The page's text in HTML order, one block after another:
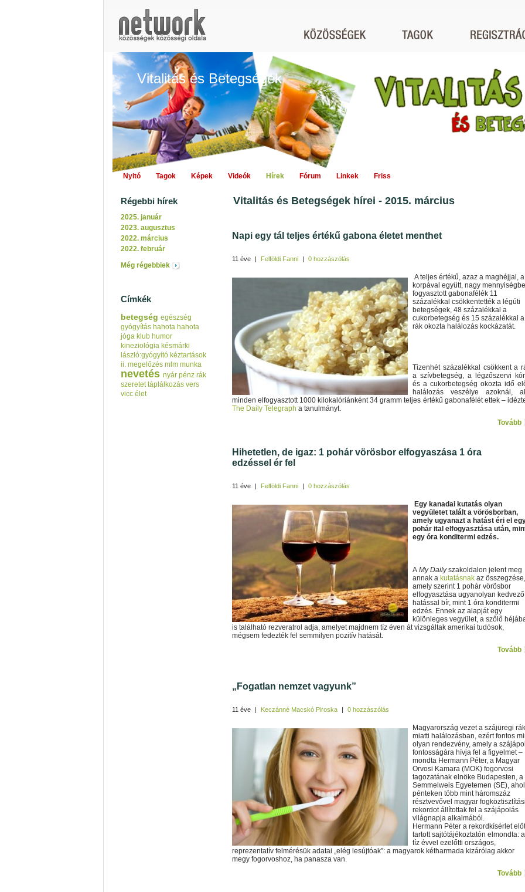
Vitalitás és Betegségek
Nyitó Tagok Képek Videók Hírek Fórum Linkek Friss
Régebbi hírek
2025. január
2023. augusztus
2022. március
2022. február
Még régebbiek
Címkék
betegség egészség
gyógyítás hahota hahota
jóga klub humor
kineziológia késmárki
lászló:gyógyító kéztartások
ii. megelőzés mlm munka
nevetés nyár pénz rák
szeretet táplálkozás vers
vicc élet
Vitalitás és Betegségek hírei - 2015. március
Napi egy tál teljes értékű gabona életet menthet
11 éve | Felföldi Fanni | 0 hozzászólás
A teljes értékű, azaz a maghéjjal, a
korpával együtt, nagy
fogyasztott gabonafélék 11
százalékkal csökkentették a légúti
betegségek, 48 százalékkal a
cukorbetegség és 15 százalékkal a
rák okozta halálozás kockázatát.
Tizenhét százalékkal csökkent a
a szívbetegség, a légzőszervi
és a cukorbetegség okozta idő
halálozás veszélye azoknál,
minden elfogyasztott 1000 kilokalóriánként 34 gramm teljes értékű gabonafélét ettek –
The Daily Telegraph a tanulmányt.
Tovább
Hihetetlen, de igaz: 1 pohár vörösbor elfogyaszása 1 óra
edzéssel ér fel
11 éve | Felföldi Fanni | 0 hozzászólás
Egy kanadai kutatás olyan
vegyületet talált a vörösborban,
amely ugyanazt a hatást éri el
pohár ital elfogyasztása után,
egy óra konditermi edzés.
A My Dailyszakoldalon jelent meg
annak a kutatásnak az összegzése,
amely szerint 1 pohár vörösbor
elfogyasztása ugyanolyan kedvező
hatással bír, mint 1 óra konditermi
edzés. Ennek az alapját egy
különleges vegyület, a szőlő
is található rezveratrol adja, amelyet majdnem tíz éven át vizsgáltak amerikai tudósok,
mégsem fedezték fel semmilyen pozitív hatását.
Tovább
„Fogatlan nemzet vagyunk”
11 éve | Keczánné Macskó Piroska | 0 hozzászólás
Magyarország vezet a szájüregi rák
miatti halálozásban, ezért fontos
olyan rendezvény, amely a
fontosságára hívja fel a figyelmet –
mondta Hermann Péter, a Magyar
Orvosi Kamara (MOK) fogorvosi
tagozatának elnöke Budapesten, a
Semmelweis Egyetemen (SE), ahol
pénteken több mint háromszáz
résztvevővel magyar
rekordot állítottak fel a szájápolás
világnapja alkalmából.
Hermann Péter a rekordkísérlet
tartott sajtótájékoztatón elmondta: a
tíz évvel ezelőtti országos,
reprezentatív felmérésük adatai „elég lesújtóak”: a magyarok kétharmada kizárólag akkor
megy fogorvoshoz, ha panasza van.
Tovább